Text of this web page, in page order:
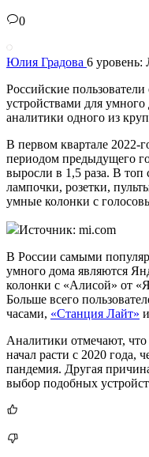
0
Юлия Градова 6 уровень:
Российские
устройствами для
аналитики одного из
В первом квартале 2022-
периодом предыдущего
выросли в 1,5 раза. В топ
лампочки, розетки,
умные колонки с
Источник: mi.com
В России самыми
умного дома являются
колонки с «Алисой» от
Больше всего
часами, «Станция Лайт» и
Аналитики отмечают,
начал расти с 2020 года,
пандемия. Другая
выбор подобных